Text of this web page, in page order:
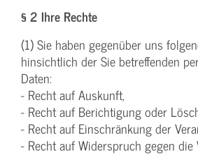
§ 2 Ihre Rechte
(1) Sie haben gegenüber uns
hinsichtlich der Sie betreffenden
Daten:
- Recht auf Auskunft,
- Recht auf Berichtigung oder
- Recht auf Einschränkung der
- Recht auf Widerspruch gegen die